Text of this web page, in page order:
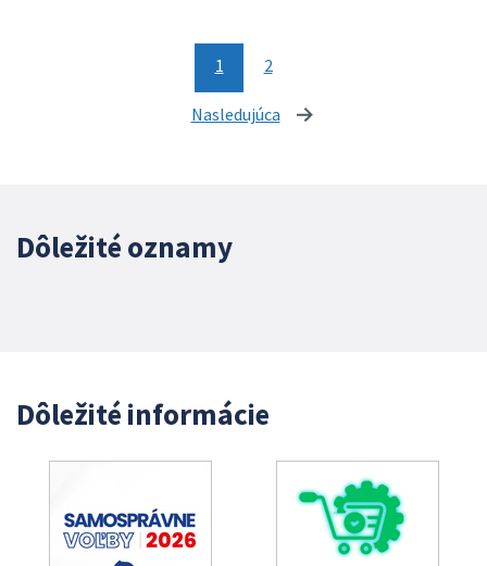
1 2
Nasledujúca stránka
Dôležité oznamy
Dôležité informácie